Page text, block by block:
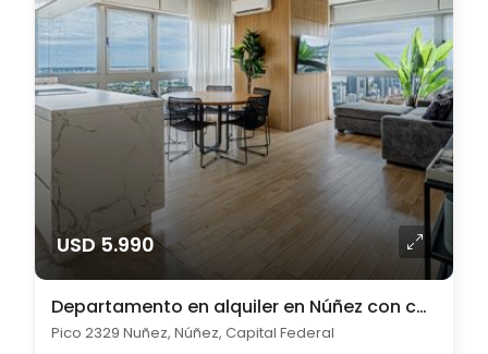
USD 5.990
Departamento en alquiler en Núñez con cochera
Pico 2329 Nuñez, Núñez, Capital Federal